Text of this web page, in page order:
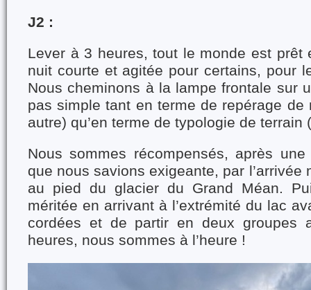
J2 :
Lever à 3 heures, tout le monde est prêt
nuit courte et agitée pour certains, pour
Nous cheminons à la lampe frontale sur
pas simple tant en terme de repérage de
autre) qu’en terme de typologie de terrain
Nous sommes récompensés, après une
que nous savions exigeante, par l’arrivée
au pied du glacier du Grand Méan.
méritée en arrivant à l’extrémité du lac
cordées et de partir en deux groupes
heures, nous sommes à l’heure !